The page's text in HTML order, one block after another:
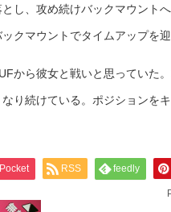
し、攻め続けバックマウント
クマウントでタイムアップを迎
から彼女と戦いと思っていた
り続けている。ポジションを
Pocket RSS feedly